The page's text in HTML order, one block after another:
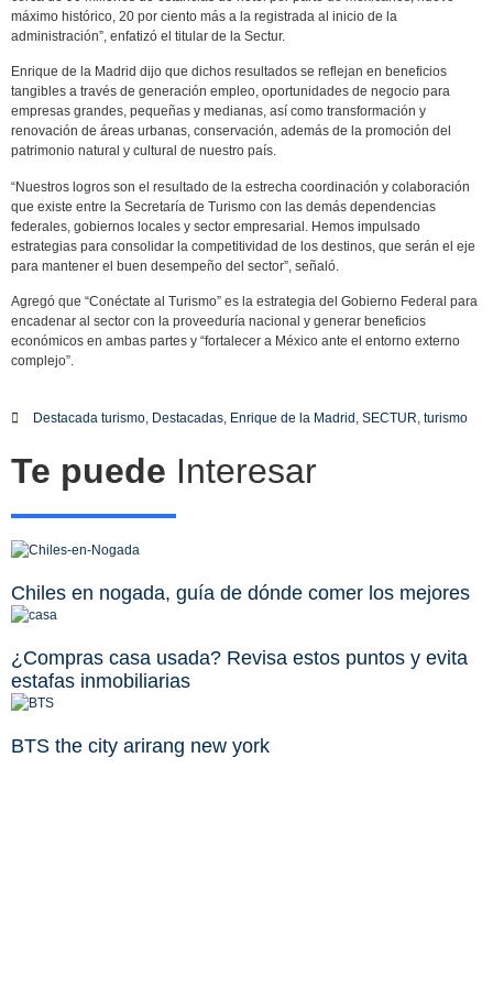
máximo histórico, 20 por ciento más a la registrada al inicio de la
administración”, enfatizó el titular de la Sectur.
Enrique de la Madrid dijo que dichos resultados se reflejan en beneficios
tangibles a través de generación empleo, oportunidades de negocio para
empresas grandes, pequeñas y medianas, así como transformación y
renovación de áreas urbanas, conservación, además de la promoción del
patrimonio natural y cultural de nuestro país.
“Nuestros logros son el resultado de la estrecha coordinación y colaboración
que existe entre la Secretaría de Turismo con las demás dependencias
federales, gobiernos locales y sector empresarial. Hemos impulsado
estrategias para consolidar la competitividad de los destinos, que serán el eje
para mantener el buen desempeño del sector”, señaló.
Agregó que “Conéctate al Turismo” es la estrategia del Gobierno Federal para
encadenar al sector con la proveeduría nacional y generar beneficios
económicos en ambas partes y “fortalecer a México ante el entorno externo
complejo”.
Destacada turismo, Destacadas, Enrique de la Madrid , SECTUR, turismo
Te puede Interesar
Chiles en nogada, guía de dónde comer los mejores
¿Compras casa usada? Revisa estos puntos y evita
estafas inmobiliarias
BTS the city arirang new york